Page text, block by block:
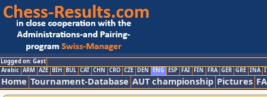
Logged on: Gast
Arabic ARM AZE BIH BUL CAT CHN CRO CZE DEN ENG ESP FAI FIN FRA GER GRE INA
Home Tournament-Database AUT championship Pictures